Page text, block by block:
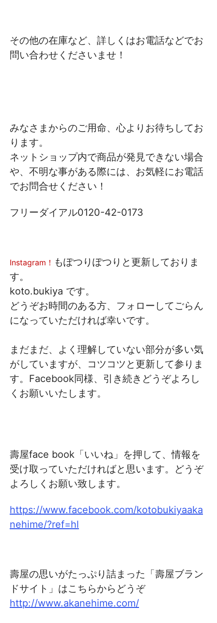
その他の在庫など、詳しくはお電話などでお
問い合わせくださいませ！
みなさまからのご用命、心よりお待ちしてお
ります。
ネットショップ内で商品が発見できない場合
や、不明な事がある際には、お気軽にお電話
でお問合せください！
フリーダイアル0120-42-0173
Instagram！ もぽつりぽつりと更新しておりま
す。
koto.bukiya です。
どうぞお時間のある方、フォローしてごらん
になっていただければ幸いです。
まだまだ、よく理解していない部分が多い気
がしていますが、コツコツと更新して参りま
す。Facebook同様、引き続きどうぞよろし
くお願いいたします。
壽屋face book「いいね」を押して、情報を
受け取っていただければと思います。どうぞ
よろしくお願い致します。
https://www.facebook.com/kotobukiyaaka
nehime/?ref=hl
壽屋の思いがたっぷり詰まった「壽屋ブラン
ドサイト」はこちらからどうぞ
http://www.akanehime.com/